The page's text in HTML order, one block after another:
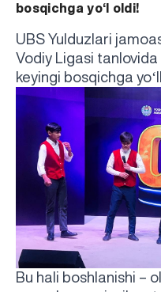
bosqichga yo‘l oldi!
UBS Yulduzlari
Vodiy Ligasi
keyingi bosqichga yo‘
Bu hali boshlanishi –